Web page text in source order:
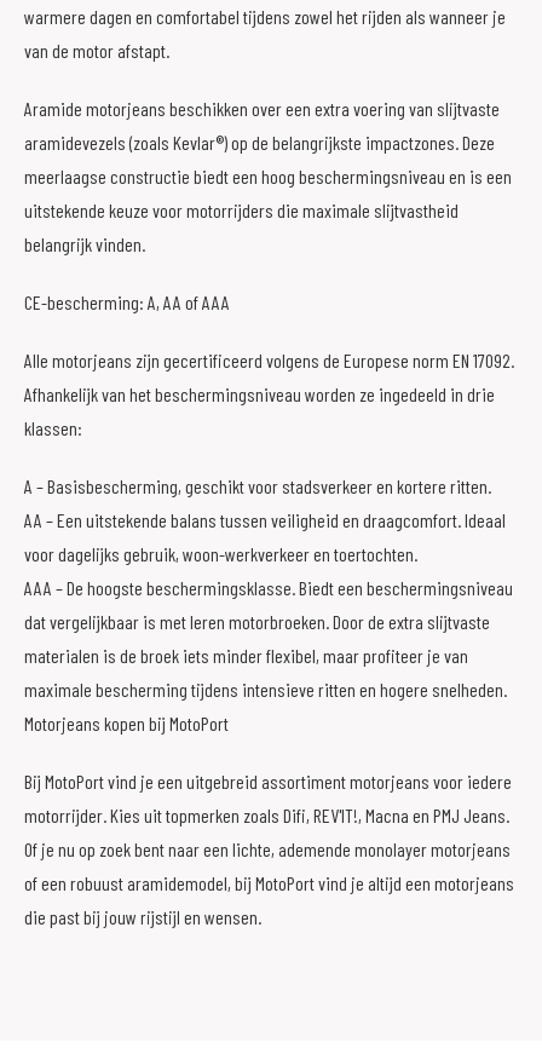
warmere dagen en comfortabel tijdens zowel het rijden als wanneer je
van de motor afstapt.
Aramide motorjeans beschikken over een extra voering van slijtvaste
aramidevezels (zoals Kevlar®) op de belangrijkste impactzones. Deze
meerlaagse constructie biedt een hoog beschermingsniveau en is een
uitstekende keuze voor motorrijders die maximale slijtvastheid
belangrijk vinden.
CE-bescherming: A, AA of AAA
Alle motorjeans zijn gecertificeerd volgens de Europese norm EN 17092.
Afhankelijk van het beschermingsniveau worden ze ingedeeld in drie
klassen:
A – Basisbescherming, geschikt voor stadsverkeer en kortere ritten.
AA – Een uitstekende balans tussen veiligheid en draagcomfort. Ideaal
voor dagelijks gebruik, woon-werkverkeer en toertochten.
AAA – De hoogste beschermingsklasse. Biedt een beschermingsniveau
dat vergelijkbaar is met leren motorbroeken. Door de extra slijtvaste
materialen is de broek iets minder flexibel, maar profiteer je van
maximale bescherming tijdens intensieve ritten en hogere snelheden.
Motorjeans kopen bij MotoPort
Bij MotoPort vind je een uitgebreid assortiment motorjeans voor iedere
motorrijder. Kies uit topmerken zoals Difi, REV'IT!, Macna en PMJ Jeans.
Of je nu op zoek bent naar een lichte, ademende monolayer motorjeans
of een robuust aramidemodel, bij MotoPort vind je altijd een motorjeans
die past bij jouw rijstijl en wensen.